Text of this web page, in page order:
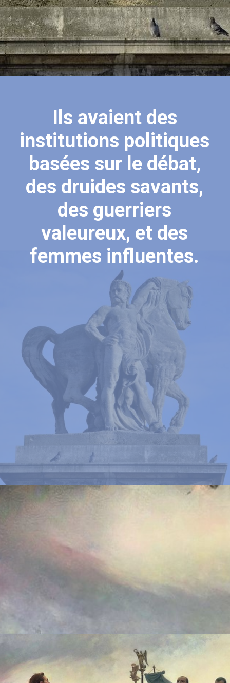
Ils avaient des
institutions politiques
basées sur le débat,
des druides savants,
des guerriers
valeureux, et des
femmes influentes.